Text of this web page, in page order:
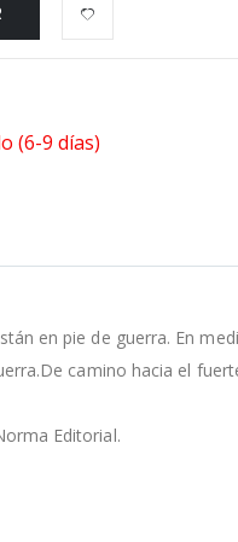
(6-9 días)
en pie de guerra. En
camino hacia el
Editorial.